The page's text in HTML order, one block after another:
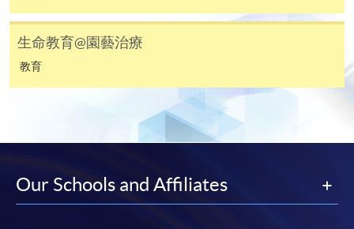
免責聲明
本學院為學院開設的其中一些課程提供在線服務的平台。雖然
本學院會力求在有關網頁上刊載的資訊正確和合時，但本學院
卻不能為這些資訊作出任何明確或隱含的保證。本學院尤其不
準確、資訊適合任何目的、資訊不含電腦病毒等。
生命教育@園藝治療
教育
Our Schools and Affiliates